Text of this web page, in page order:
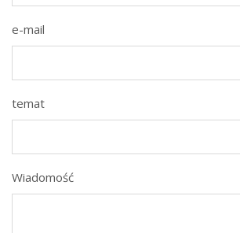
e-mail
temat
Wiadomość